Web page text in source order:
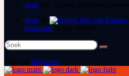
Anze
Anze
Metzinger
Soek
na:
Registreer